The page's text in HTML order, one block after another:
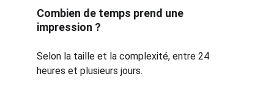
Combien de temps prend une
impression ?
Selon la taille et la complexité, entre 24
heures et plusieurs jours.